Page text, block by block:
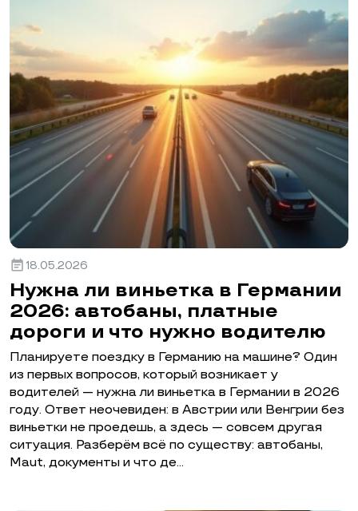
event_note 18.05.2026
Нужна ли виньетка в Германии
2026: автобаны, платные
дороги и что нужно водителю
Планируете поездку в Германию на машине? Один
из первых вопросов, который возникает у
водителей — нужна ли виньетка в Германии в 2026
году. Ответ неочевиден: в Австрии или Венгрии без
виньетки не проедешь, а здесь — совсем другая
ситуация. Разберём всё по существу: автобаны,
Maut, документы и что де…